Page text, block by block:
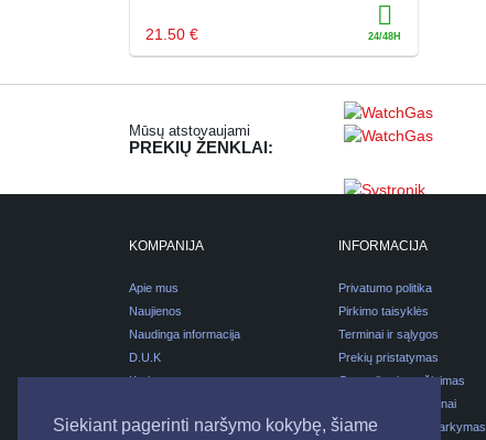
Siekiant pagerinti naršymo kokybę, šiame
21.50 €
Mūsų atstovaujami
PREKIŲ ŽENKLAI:
KOMPANIJA
Apie mus
Naujienos
Naudinga informacija
D.U.K
Karjera
INFORMACIJA
Privatumo politika
Pirkimo taisyklės
Terminai ir sąlygos
Prekių pristatymas
Garantijos ir grąžinimas
Pirkimas išsimokėtinai
Pakuočių atliekų tvarkymas